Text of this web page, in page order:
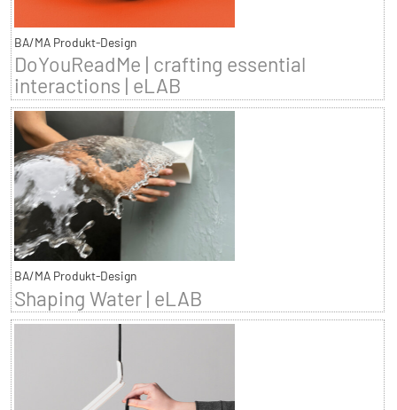
BA/MA Produkt-Design
DoYouReadMe | crafting essential
interactions | eLAB
BA/MA Produkt-Design
Shaping Water | eLAB